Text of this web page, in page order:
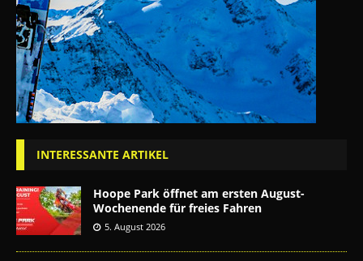
INTERESSANTE ARTIKEL
Hoope Park öffnet am ersten August-
Wochenende für freies Fahren
5. August 2026